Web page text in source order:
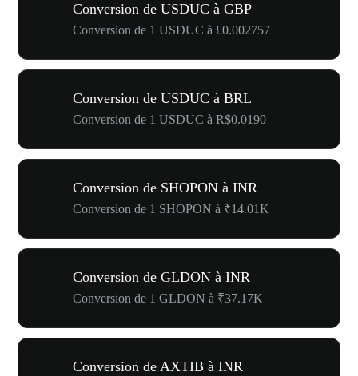
Conversion de USDUC à GBP
Conversion de 1 USDUC à £0.002757
Conversion de USDUC à BRL
Conversion de 1 USDUC à R$0.0190
Conversion de SHOPON à INR
Conversion de 1 SHOPON à ₹14.01K
Conversion de GLDON à INR
Conversion de 1 GLDON à ₹37.17K
Conversion de AXTIB à INR